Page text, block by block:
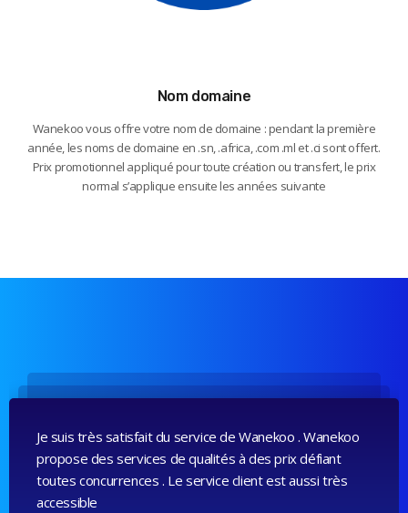
Nom domaine
Wanekoo vous offre votre nom de domaine : pendant la première
année, les noms de domaine en .sn, .africa, .com .ml et .ci sont offert.
Prix promotionnel appliqué pour toute création ou transfert, le prix
normal s’applique ensuite les années suivante
Je suis très satisfait du service de Wanekoo . Wanekoo
propose des services de qualités à des prix défiant
toutes concurrences . Le service client est aussi très
accessible